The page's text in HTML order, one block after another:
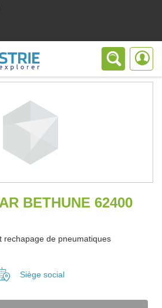
BETHUNE 62400
rechapage de pneumatiques
Siège social